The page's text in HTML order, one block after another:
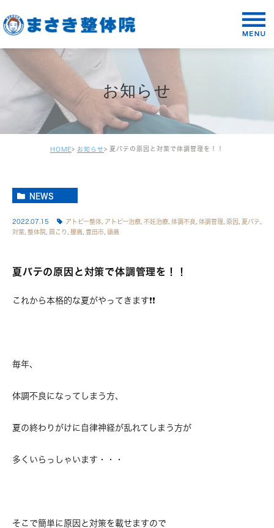
お知らせ
HOME お知らせ 夏バテの原因と対策で体調管理を！！
NEWS
2022.07.15 アトピー整体 アトピー治療 不妊治療 体調不良 体調管理 原因 夏バテ
対策 整体院 肩こり 腰痛 豊田市 頭痛
夏バテの原因と対策で体調管理を！！
これから本格的な夏がやってきます❗❗
毎年、
体調不良になってしまう方、
夏の終わりがけに自律神経が乱れてしまう方が
多くいらっしゃいます・・・
そこで簡単に原因と対策を載せますので